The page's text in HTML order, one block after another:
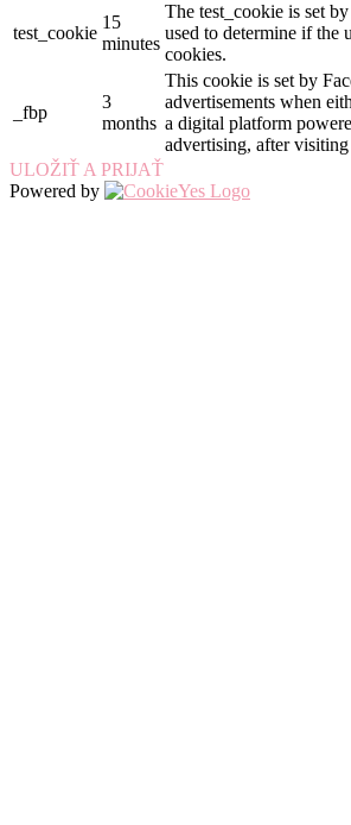
test_cookie
15
minutes
The test_cookie is set
used to determine if the
cookies.
_fbp
3
months
This cookie is set by
advertisements when
a digital platform
advertising, after
ULOŽIŤ A PRIJAŤ
Powered by